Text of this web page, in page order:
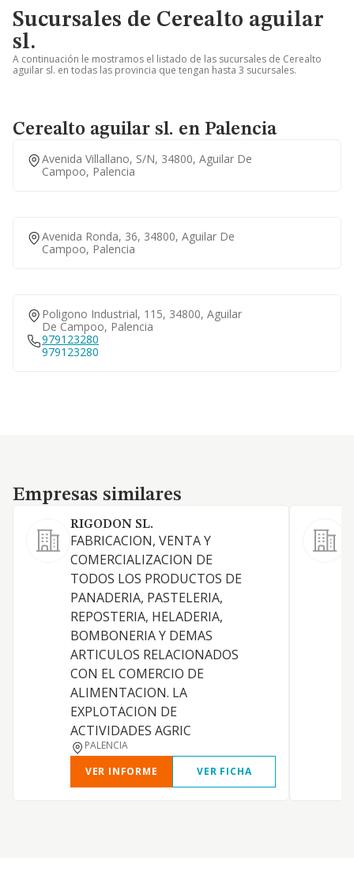
Sucursales de Cerealto aguilar
sl.
A continuación le mostramos el listado de las sucursales de Cerealto
aguilar sl. en todas las provincia que tengan hasta 3 sucursales.
Cerealto aguilar sl. en Palencia
Avenida Villallano, S/n, 34800, Aguilar De
Campoo, Palencia
Avenida Ronda, 36, 34800, Aguilar De
Campoo, Palencia
Poligono Industrial, 115, 34800, Aguilar
De Campoo, Palencia
979123280
979123280
Empresas similares
Empresas similares
RIGODON SL.
FABRICACION, VENTA Y
COMERCIALIZACION DE
TODOS LOS PRODUCTOS DE
PANADERIA, PASTELERIA,
REPOSTERIA, HELADERIA,
BOMBONERIA Y DEMAS
ARTICULOS RELACIONADOS
CON EL COMERCIO DE
ALIMENTACION. LA
EXPLOTACION DE
ACTIVIDADES AGRIC
PALENCIA
VER INFORME
VER FICHA